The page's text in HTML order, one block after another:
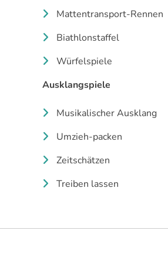
Mattentransport-Rennen
Biathlonstaffel
Würfelspiele
Ausklangspiele
Musikalischer Ausklang
Umzieh-packen
Zeitschätzen
Treiben lassen